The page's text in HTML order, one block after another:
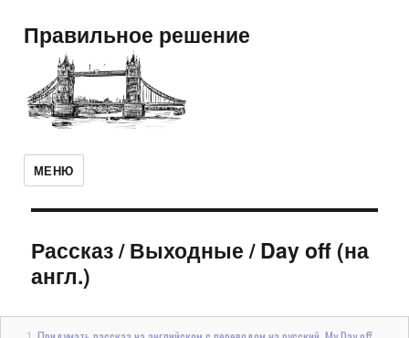
Правильное решение
МЕНЮ
Рассказ/Выходные / Day off (на
англ.)